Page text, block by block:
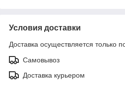
Условия доставки
Доставка осуществляется только
Самовывоз
Доставка курьером